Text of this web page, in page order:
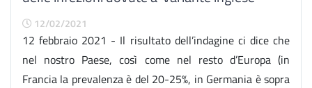
12/02/2021
12 febbraio 2021 - Il risultato dell’indagine ci dice che
nel nostro Paese, così come nel resto d’Europa (in
Francia la prevalenza è del 20-25%, in Germania è sopra